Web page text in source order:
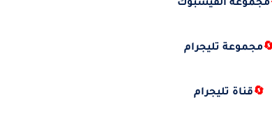
مجموعة الفيسبوك
مجموعة تليجرام
🔄قناة تليجرام